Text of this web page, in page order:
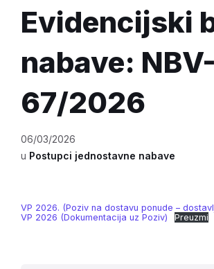
Evidencijski
nabave: NBV-
67/2026
06/03/2026
u Postupci jednostavne nabave
VP 2026. (Poziv na dostavu ponude –
VP 2026 (Dokumentacija uz Poziv)
Preuzmi